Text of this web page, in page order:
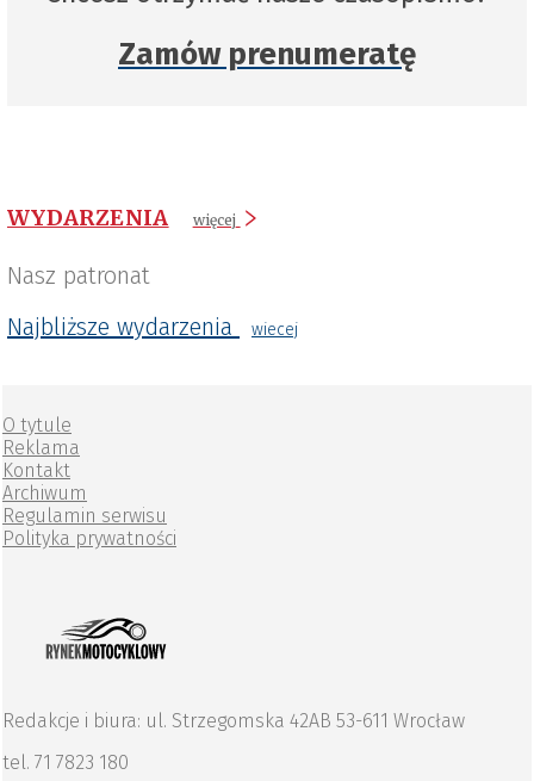
Zamów prenumeratę
WYDARZENIA więcej
Nasz patronat
Najbliższe wydarzenia
wiecej
O tytule
Reklama
Kontakt
Archiwum
Regulamin serwisu
Polityka prywatności
Redakcje i biura: ul. Strzegomska 42AB 53-611 Wrocław
tel. 71 7823 180